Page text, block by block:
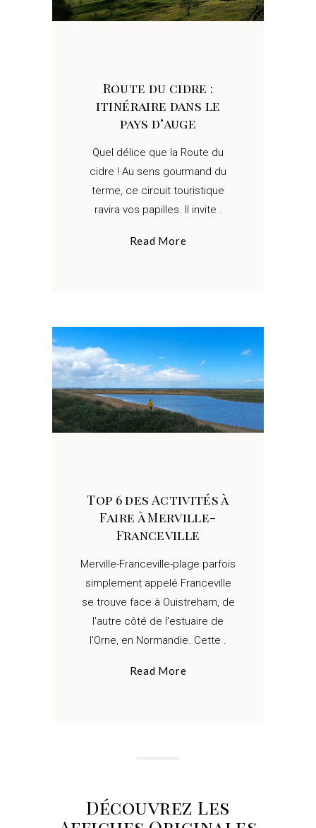
Route du cidre :
itinéraire dans le
pays d’auge
Quel délice que la Route du
cidre ! Au sens gourmand du
terme, ce circuit touristique
ravira vos papilles. Il invite
Read More
Top 6 des Activités à
Faire à Merville-
Franceville
Merville-Franceville-plage parfois
simplement appelé Franceville
se trouve face à Ouistreham, de
l'autre côté de l'estuaire de
l'Orne, en Normandie. Cette
Read More
Découvrez Les